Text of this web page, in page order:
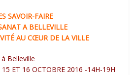
SAVOIR-FAIRE
A BELLEVILLE
AU CŒUR DE LA VILLE
Belleville
ET 16 OCTOBRE 2016 -14H-19H